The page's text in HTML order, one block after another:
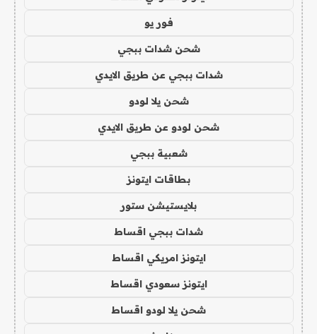
فور يو
شحن شدات ببجي
شدات ببجي عن طريق الايدي
شحن يلا لودو
شحن لودو عن طريق الايدي
شعبية ببجي
بطاقات ايتونز
بلايستيشن ستور
شدات ببجي اقساط
ايتونز امريكي اقساط
ايتونز سعودي اقساط
شحن يلا لودو اقساط